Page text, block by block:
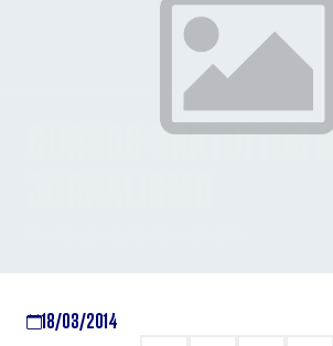
CURSOS GRATUITOS DE
18/03/2014